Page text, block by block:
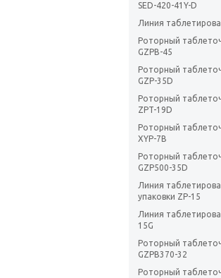
SED-420-41Y-D
Линия
Роторный
GZPB-45
Роторный
GZP-35D
Роторный
ZPT-19D
Роторный
XYP-7B
Роторный
GZP500-35D
Линия
упаковки ZP-15
Линия
15G
Роторный
GZPB370-32
Роторный